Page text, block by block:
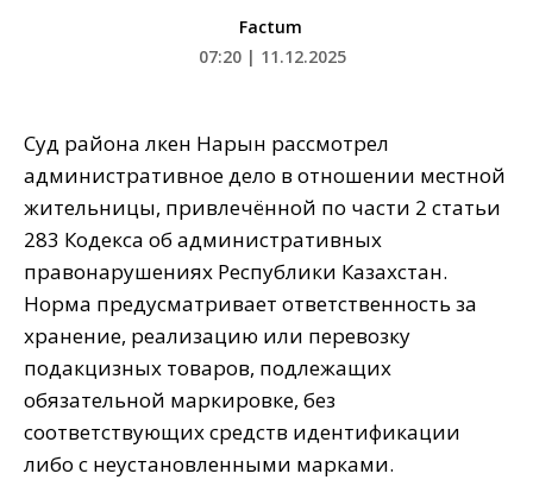
Factum
07:20 | 11.12.2025
Суд района Үлкен Нарын рассмотрел
административное дело в отношении местной
жительницы, привлечённой по части 2 статьи
283 Кодекса об административных
правонарушениях Республики Казахстан.
Норма предусматривает ответственность за
хранение, реализацию или перевозку
подакцизных товаров, подлежащих
обязательной маркировке, без
соответствующих средств идентификации
либо с неустановленными марками.